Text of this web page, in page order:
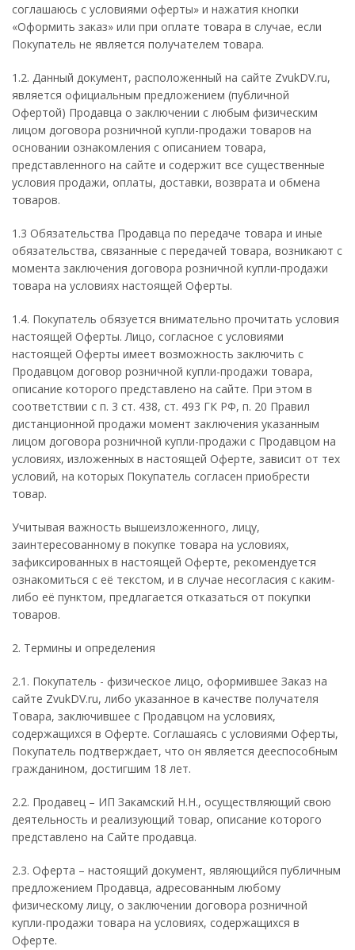
соглашаюсь с условиями оферты» и нажатия кнопки
«Оформить заказ» или при оплате товара в случае, если
Покупатель не является получателем товара.
1.2. Данный документ, расположенный на сайте ZvukDV.ru,
является официальным предложением (публичной
Офертой) Продавца о заключении с любым физическим
лицом договора розничной купли-продажи товаров на
основании ознакомления с описанием товара,
представленного на сайте и содержит все существенные
условия продажи, оплаты, доставки, возврата и обмена
товаров.
1.3 Обязательства Продавца по передаче товара и иные
обязательства, связанные с передачей товара, возникают с
момента заключения договора розничной купли-продажи
товара на условиях настоящей Оферты.
1.4. Покупатель обязуется внимательно прочитать условия
настоящей Оферты. Лицо, согласное с условиями
настоящей Оферты имеет возможность заключить с
Продавцом договор розничной купли-продажи товара,
описание которого представлено на сайте. При этом в
соответствии с п. 3 ст. 438, ст. 493 ГК РФ, п. 20 Правил
дистанционной продажи момент заключения указанным
лицом договора розничной купли-продажи с Продавцом на
условиях, изложенных в настоящей Оферте, зависит от тех
условий, на которых Покупатель согласен приобрести
товар.
Учитывая важность вышеизложенного, лицу,
заинтересованному в покупке товара на условиях,
зафиксированных в настоящей Оферте, рекомендуется
ознакомиться с её текстом, и в случае несогласия с каким-
либо её пунктом, предлагается отказаться от покупки
товаров.
2. Термины и определения
2.1. Покупатель - физическое лицо, оформившее Заказ на
сайте ZvukDV.ru, либо указанное в качестве получателя
Товара, заключившее с Продавцом на условиях,
содержащихся в Оферте. Соглашаясь с условиями Оферты,
Покупатель подтверждает, что он является дееспособным
гражданином, достигшим 18 лет.
2.2. Продавец – ИП Закамский Н.Н., осуществляющий свою
деятельность и реализующий товар, описание которого
представлено на Сайте продавца.
2.3. Оферта – настоящий документ, являющийся публичным
предложением Продавца, адресованным любому
физическому лицу, о заключении договора розничной
купли-продажи товара на условиях, содержащихся в
Оферте.